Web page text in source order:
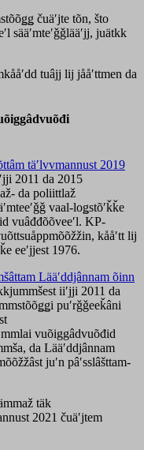
čuäʹjte tõn, što
sääʹmteʹǧǧlääʹjj, juätkk
tuâjj lij jååʹttmen da
täʹlvvmannust 2019
2011 da 2015
da poliittlaž
vaal-loǥstõʹǩǩe
vuâđđõõveeʹl. KP-
kååʹtt lij
eeʹjjest 1976.
Lääʹddjânnam õinn
iiʹjji 2011 da
puʹrǧǧeeǩâni
vuõiggâdvuõđid
da Lääʹddjânnam
juʹn pâʹsslâšttam-
täk
2021 čuäʹjtem